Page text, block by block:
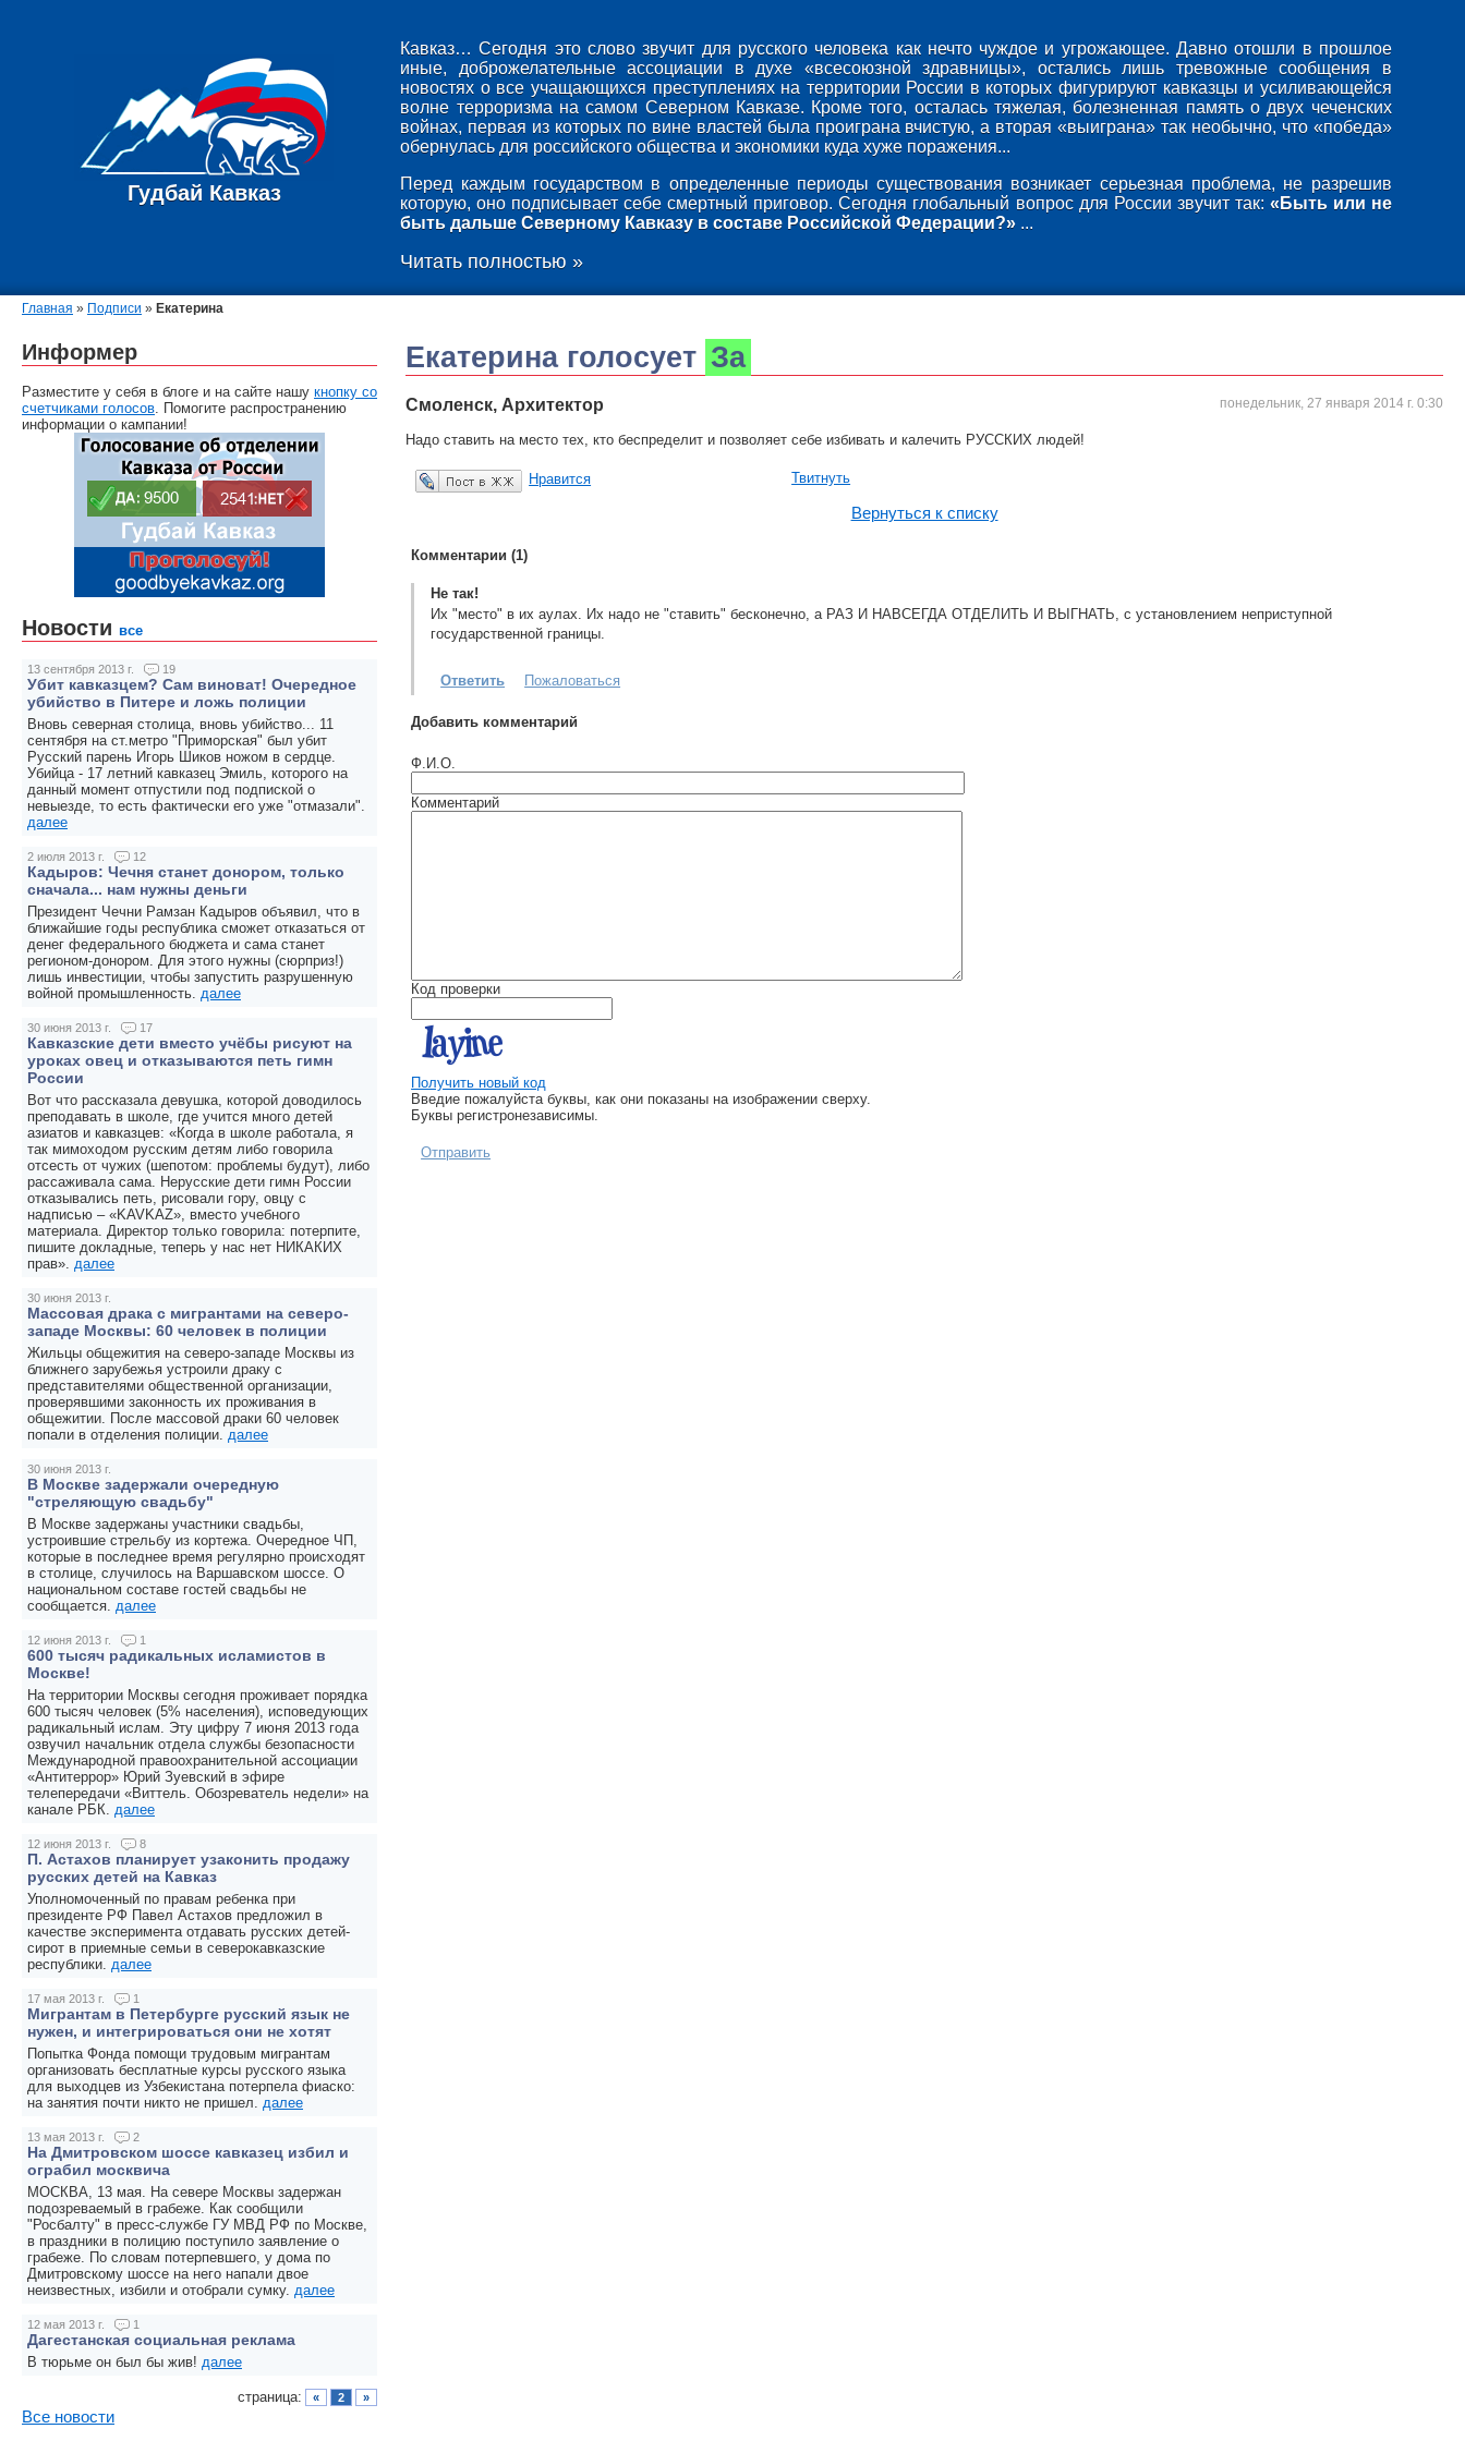
Гудбай Кавказ
Кавказ… Сегодня это слово звучит для русского человека как нечто чуждое и угрожающее. Давно отошли в прошлое
иные, доброжелательные ассоциации в духе «всесоюзной здравницы», остались лишь тревожные сообщения в
новостях о все учащающихся преступлениях на территории России в которых фигурируют кавказцы и усиливающейся
волне терроризма на самом Северном Кавказе. Кроме того, осталась тяжелая, болезненная память о двух чеченских
войнах, первая из которых по вине властей была проиграна вчистую, а вторая «выиграна» так необычно, что «победа»
обернулась для российского общества и экономики куда хуже поражения...
Перед каждым государством в определенные периоды существования возникает серьезная проблема, не разрешив
которую, оно подписывает себе смертный приговор. Сегодня глобальный вопрос для России звучит так: «Быть или не
быть дальше Северному Кавказу в составе Российской Федерации?» ...
Читать полностью »
Главная » Подписи » Екатерина
Екатеринаголосует За
понедельник, 27 января 2014 г. 0:30
Смоленск, Архитектор
Надо ставить на место тех, кто беспределит и позволяет себе избивать и калечить РУССКИХ людей!
Опубликовать в ЖЖ Нравится Твитнуть
Вернуться к списку
Комментарии (1)
Не так!
Их "место" в их аулах. Их надо не "ставить" бесконечно, а РАЗ И НАВСЕГДА ОТДЕЛИТЬ И ВЫГНАТЬ, с установлением неприступной
государственной границы.
Ответить Пожаловаться
Добавить комментарий
Ф.И.О.
Комментарий
Код проверки
Получить новый код
Введие пожалуйста буквы, как они показаны на изображении сверху.
Буквы регистронезависимы.
Отправить
Информер
Разместите у себя в блоге и на сайте нашу кнопку со
счетчиками голосов. Помогите распространению
информации о кампании!
Новости все
13 сентября 2013 г. 19
Убит кавказцем? Сам виноват! Очередное
убийство в Питере и ложь полиции
Вновь северная столица, вновь убийство... 11
сентября на ст.метро "Приморская" был убит
Русский парень Игорь Шиков ножом в сердце.
Убийца - 17 летний кавказец Эмиль, которого на
данный момент отпустили под подпиской о
невыезде, то есть фактически его уже "отмазали".
далее
2 июля 2013 г. 12
Кадыров: Чечня станет донором, только
сначала... нам нужны деньги
Президент Чечни Рамзан Кадыров объявил, что в
ближайшие годы республика сможет отказаться от
денег федерального бюджета и сама станет
регионом-донором. Для этого нужны (сюрприз!)
лишь инвестиции, чтобы запустить разрушенную
войной промышленность. далее
30 июня 2013 г. 17
Кавказские дети вместо учёбы рисуют на
уроках овец и отказываются петь гимн
России
Вот что рассказала девушка, которой доводилось
преподавать в школе, где учится много детей
азиатов и кавказцев: «Когда в школе работала, я
так мимоходом русским детям либо говорила
отсесть от чужих (шепотом: проблемы будут), либо
рассаживала сама. Нерусские дети гимн России
отказывались петь, рисовали гору, овцу с
надписью – «KAVKAZ», вместо учебного
материала. Директор только говорила: потерпите,
пишите докладные, теперь у нас нет НИКАКИХ
прав». далее
30 июня 2013 г.
Массовая драка с мигрантами на северо-
западе Москвы: 60 человек в полиции
Жильцы общежития на северо-западе Москвы из
ближнего зарубежья устроили драку с
представителями общественной организации,
проверявшими законность их проживания в
общежитии. После массовой драки 60 человек
попали в отделения полиции. далее
30 июня 2013 г.
В Москве задержали очередную
"стреляющую свадьбу"
В Москве задержаны участники свадьбы,
устроившие стрельбу из кортежа. Очередное ЧП,
которые в последнее время регулярно происходят
в столице, случилось на Варшавском шоссе. О
национальном составе гостей свадьбы не
сообщается. далее
12 июня 2013 г. 1
600 тысяч радикальных исламистов в
Москве!
На территории Москвы сегодня проживает порядка
600 тысяч человек (5% населения), исповедующих
радикальный ислам. Эту цифру 7 июня 2013 года
озвучил начальник отдела службы безопасности
Международной правоохранительной ассоциации
«Антитеррор» Юрий Зуевский в эфире
телепередачи «Виттель. Обозреватель недели» на
канале РБК. далее
12 июня 2013 г. 8
П. Астахов планирует узаконить продажу
русских детей на Кавказ
Уполномоченный по правам ребенка при
президенте РФ Павел Астахов предложил в
качестве эксперимента отдавать русских детей-
сирот в приемные семьи в северокавказские
республики. далее
17 мая 2013 г. 1
Мигрантам в Петербурге русский язык не
нужен, и интегрироваться они не хотят
Попытка Фонда помощи трудовым мигрантам
организовать бесплатные курсы русского языка
для выходцев из Узбекистана потерпела фиаско:
на занятия почти никто не пришел. далее
13 мая 2013 г. 2
На Дмитровском шоссе кавказец избил и
ограбил москвича
МОСКВА, 13 мая. На севере Москвы задержан
подозреваемый в грабеже. Как сообщили
"Росбалту" в пресс-службе ГУ МВД РФ по Москве,
в праздники в полицию поступило заявление о
грабеже. По словам потерпевшего, у дома по
Дмитровскому шоссе на него напали двое
неизвестных, избили и отобрали сумку. далее
12 мая 2013 г. 1
Дагестанская социальная реклама
В тюрьме он был бы жив! далее
страница: « 2 »
Все новости